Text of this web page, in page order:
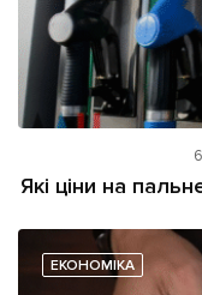
Які ціни на
ЕКОНОМІКА